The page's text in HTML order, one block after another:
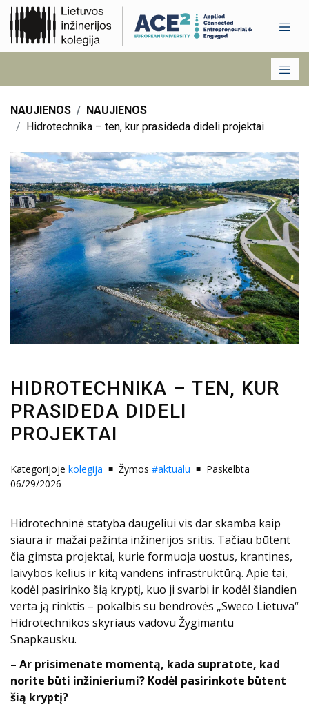
NAUJIENOS
NAUJIENOS
Hidrotechnika – ten, kur prasideda dideli projektai
HIDROTECHNIKA – TEN, KUR
PRASIDEDA DIDELI
PROJEKTAI
Kategorijoje kolegija Žymos #aktualu
Paskelbta
06/29/2026
Hidrotechninė statyba daugeliui vis dar skamba kaip
siaura ir mažai pažinta inžinerijos sritis. Tačiau būtent
čia gimsta projektai, kurie formuoja uostus, krantines,
laivybos kelius ir kitą vandens infrastruktūrą. Apie tai,
kodėl pasirinko šią kryptį, kuo ji svarbi ir kodėl šiandien
verta ją rinktis – pokalbis su bendrovės „Sweco Lietuva“
Hidrotechnikos skyriaus vadovu Žygimantu
Snapkausku.
– Ar prisimenate momentą, kada supratote, kad
norite būti inžinieriumi? Kodėl pasirinkote būtent
šią kryptį?